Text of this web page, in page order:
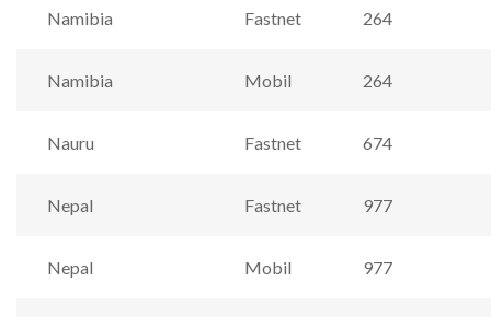
Namibia Fastnet 264
Namibia Mobil 264
Nauru Fastnet 674
Nepal Fastnet 977
Nepal Mobil 977